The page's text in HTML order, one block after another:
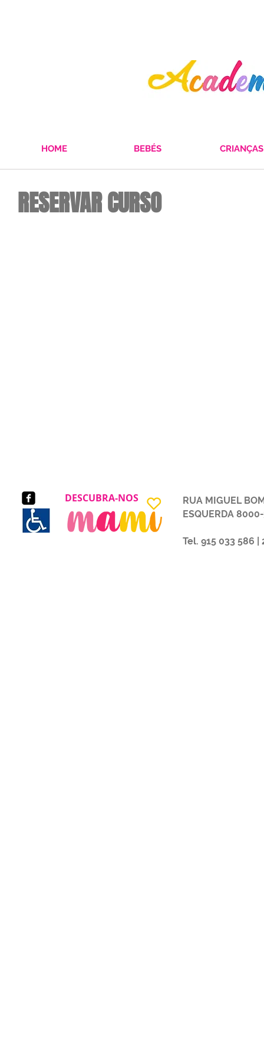
HOME BEBÉS CRIANÇAS
RESERVAR CURSO
DESCUBRA-NOS
RUA MIGUEL
ESQUERDA
Tel. 915 033 586 |